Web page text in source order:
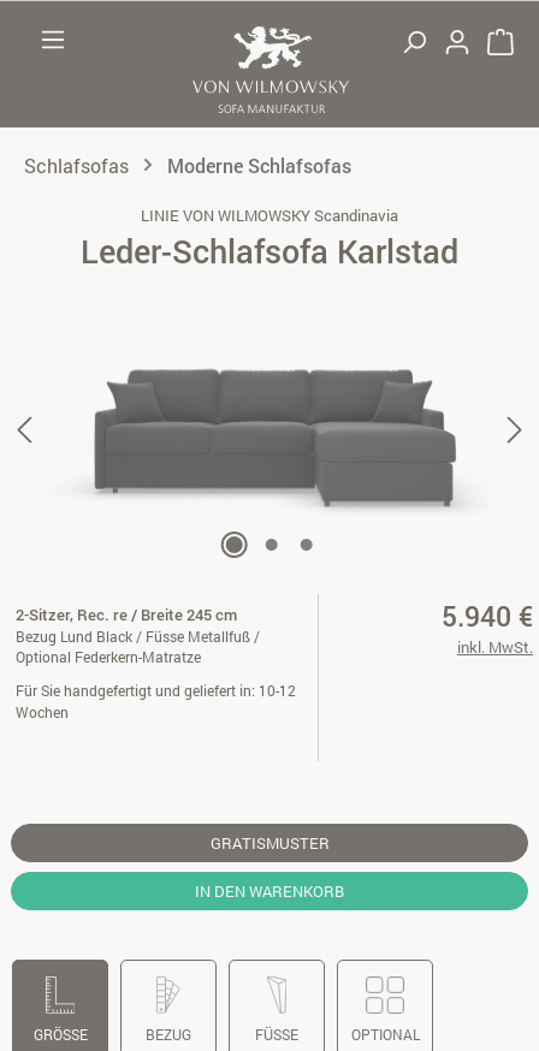
Schlafsofas Moderne Schlafsofas
LINIE VON WILMOWSKY Scandinavia
Leder-Schlafsofa Karlstad
2-Sitzer, Rec. re / Breite 245 cm
Bezug Lund Black / Füsse Metallfuß /
Optional Federkern-Matratze
Für Sie handgefertigt und geliefert in: 10-12
Wochen
5.940 €
inkl. MwSt.
GRATISMUSTER
IN DEN WARENKORB
GRÖSSE BEZUG FÜSSE OPTIONAL